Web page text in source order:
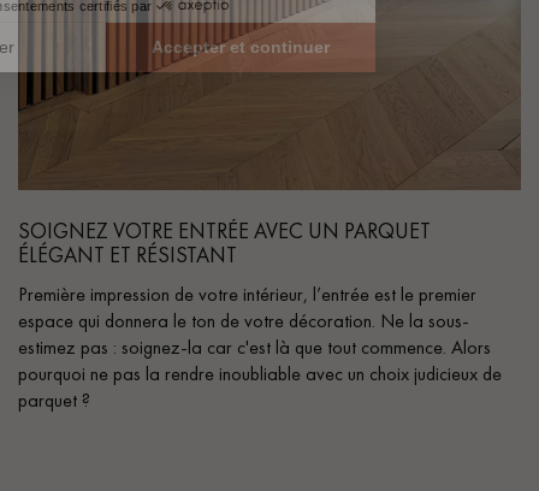
SOIGNEZ VOTRE ENTRÉE AVEC UN PARQUET
ÉLÉGANT ET RÉSISTANT
Première impression de votre intérieur, l’entrée est le premier
espace qui donnera le ton de votre décoration. Ne la sous-
estimez pas : soignez-la car c'est là que tout commence. Alors
pourquoi ne pas la rendre inoubliable avec un choix judicieux de
parquet ?